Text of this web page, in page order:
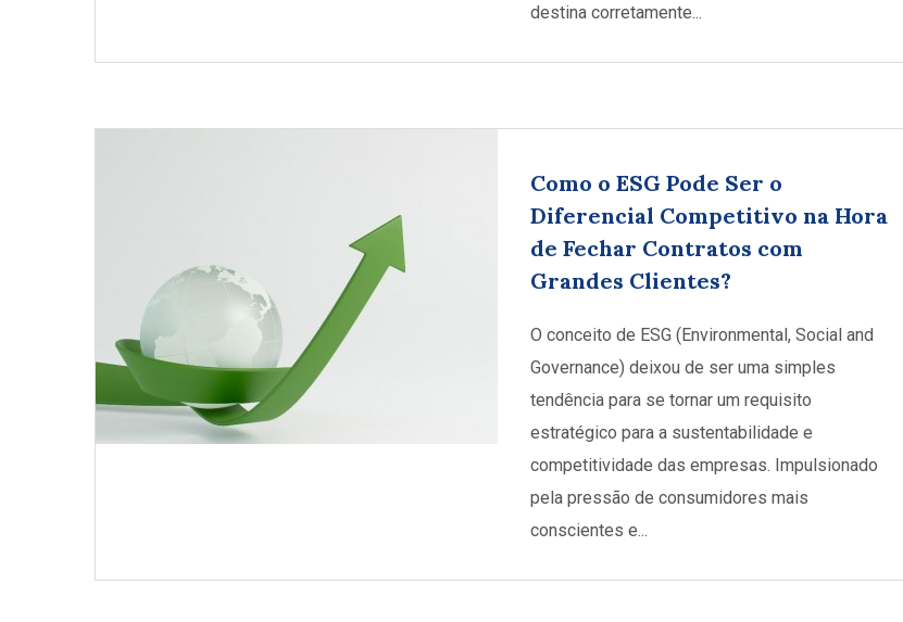
destina corretamente...
Como o ESG Pode Ser o
Diferencial Competitivo na Hora
de Fechar Contratos com
Grandes Clientes?
O conceito de ESG (Environmental, Social and
Governance) deixou de ser uma simples
tendência para se tornar um requisito
estratégico para a sustentabilidade e
competitividade das empresas. Impulsionado
pela pressão de consumidores mais
conscientes e...